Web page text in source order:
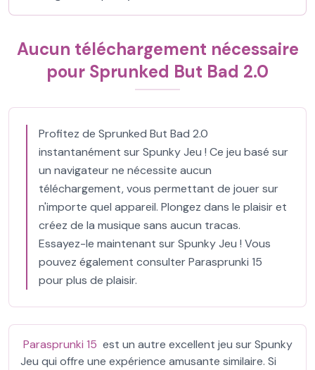
Aucun téléchargement nécessaire
pour Sprunked But Bad 2.0
Profitez de Sprunked But Bad 2.0
instantanément sur Spunky Jeu ! Ce jeu basé sur
un navigateur ne nécessite aucun
téléchargement, vous permettant de jouer sur
n'importe quel appareil. Plongez dans le plaisir et
créez de la musique sans aucun tracas.
Essayez-le maintenant sur Spunky Jeu ! Vous
pouvez également consulter Parasprunki 15
pour plus de plaisir.
Parasprunki 15 est un autre excellent jeu sur Spunky
Jeu qui offre une expérience amusante similaire. Si